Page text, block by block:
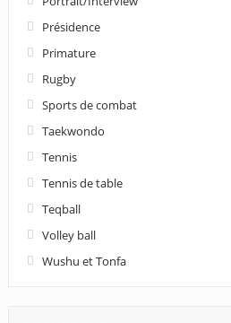
Présidence
Primature
Rugby
Sports de combat
Taekwondo
Tennis
Tennis de table
Teqball
Volley ball
Wushu et Tonfa